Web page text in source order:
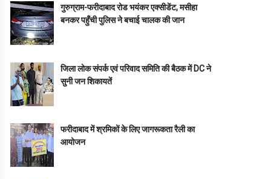
गुरुग्राम-फरीदाबाद रोड भयंकर एक्सीडेंट, मसीहा
बनकर पहुँची पुलिस ने बचाई चालक की जान
जिला लोक संपर्क एवं परिवाद समिति की बैठक में DC ने
सुनी जन शिकायतें
फरीदाबाद में श्रमिकों के लिए जागरूकता रैली का
आयोजन